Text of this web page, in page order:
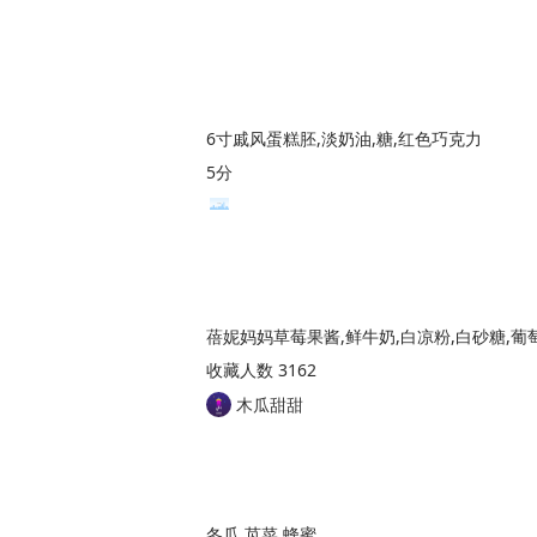
6寸戚风蛋糕胚,淡奶油,糖,红色巧克力
5分
蓓妮妈妈草莓果酱,鲜牛奶,白凉粉,白砂糖,葡
收藏人数 3162
木瓜甜甜